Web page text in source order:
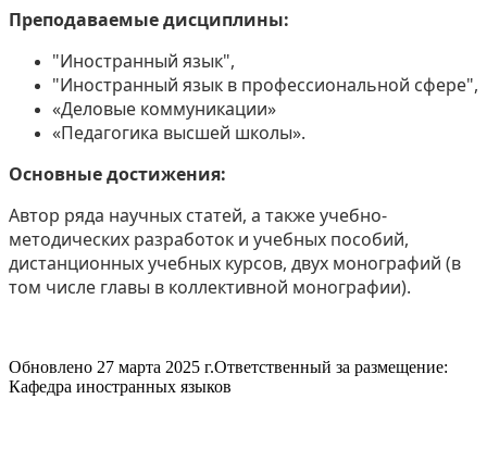
Преподаваемые дисциплины:
"Иностранный язык",
"Иностранный язык в профессиональной сфере",
«Деловые коммуникации»
«Педагогика высшей школы».
Основные достижения:
Автор ряда научных статей, а также учебно-
методических разработок и учебных пособий,
дистанционных учебных курсов, двух монографий (в
том числе главы в коллективной монографии).
Обновлено 27 марта 2025 г.Ответственный за размещение:
Кафедра иностранных языков